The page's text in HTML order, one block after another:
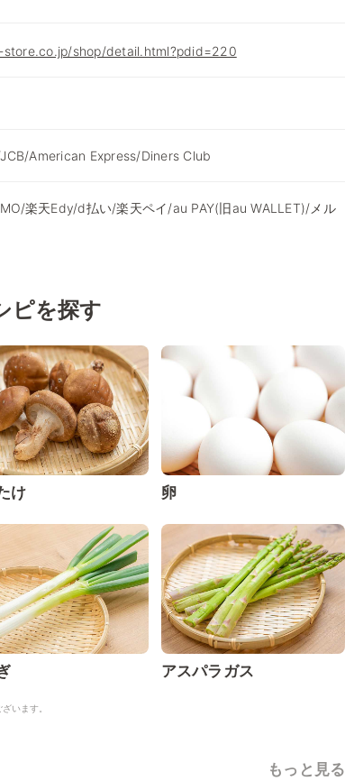
shop/detail.html?pdid=220
American Express/Diners Club
楽天Edy/d払い/楽天ペイ/au PAY(旧au WALLET)/メル
ピを探す
け 卵
アスパラガス
います。
もっと見る